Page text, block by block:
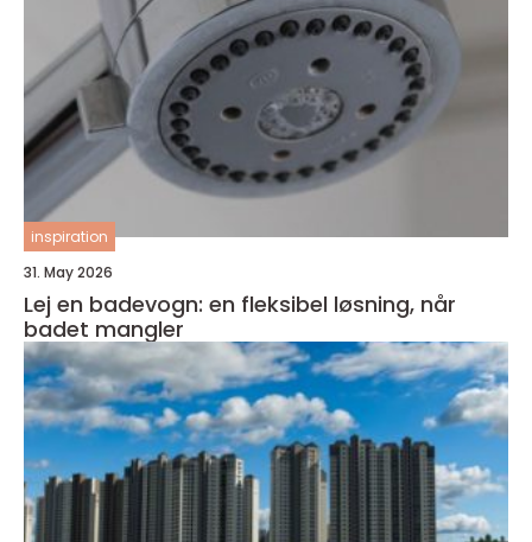
inspiration
31. May 2026
Lej en badevogn: en fleksibel løsning, når
badet mangler